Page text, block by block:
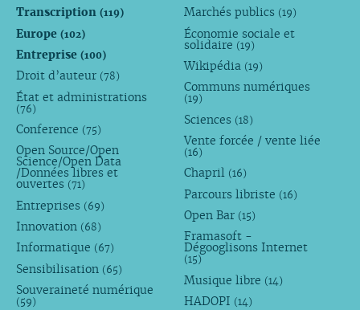
Transcription (119)
Europe (102)
Entreprise (100)
Droit d’auteur (78)
État et administrations
(76)
Conference (75)
Open Source/Open
Science/Open Data
/Données libres et
ouvertes (71)
Entreprises (69)
Innovation (68)
Informatique (67)
Sensibilisation (65)
Souveraineté numérique
(59)
Marchés publics (19)
Économie sociale et
solidaire (19)
Wikipédia (19)
Communs numériques
(19)
Sciences (18)
Vente forcée / vente liée
(16)
Chapril (16)
Parcours libriste (16)
Open Bar (15)
Framasoft -
Dégooglisons Internet
(15)
Musique libre (14)
HADOPI (14)